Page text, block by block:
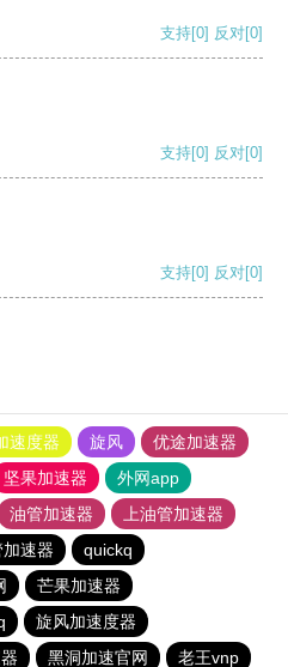
支持[0] 反对[0]
支持[0] 反对[0]
支持[0] 反对[0]
速度器 旋风
优途加速器
坚果加速器
外网app
油管加速器
上油管加速器
速器
quickq
芒果加速器
旋风加速度器
黑洞加速官网 老王vnp